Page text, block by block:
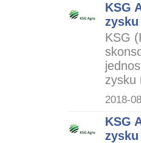
KSG
zysku
KSG
zysku
2018-
KSG
zysku